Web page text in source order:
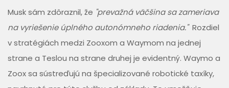
Musk sám zdôraznil, že "prevažná väčšina sa zameriava
na vyriešenie úplného autonómneho riadenia." Rozdiel
v stratégiách medzi Zooxom a Waymom na jednej
strane a Teslou na strane druhej je evidentný. Waymo a
Zoox sa sústreďujú na špecializované robotické taxíky,